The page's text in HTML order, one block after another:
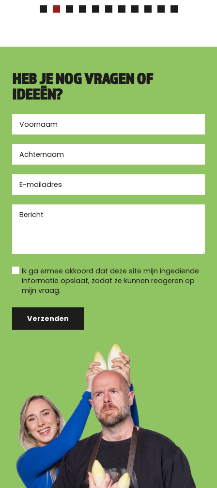
HEB JE NOG VRAGEN OF
IDEEËN?
Ik ga ermee akkoord dat deze site mijn ingediende
informatie opslaat, zodat ze kunnen reageren op
mijn vraag.
Verzenden